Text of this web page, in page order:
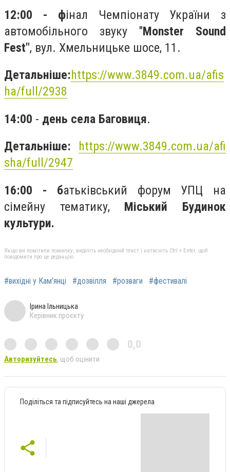
12:00 - фінал Чемпіонату України з
автомобільного звуку "Monster Sound
Fest", вул. Хмельницьке шосе, 11.
Детальніше:https://www.3849.com.ua/afis
ha/full/2938
14:00 - день села Баговиця.
Детальніше:
https://www.3849.com.ua/afi
sha/full/2947
16:00 - батьківський форум УПЦ на
сімейну тематику, Міський Будинок
культури.
Якщо ви помітили помилку, виділіть необхідний текст і натисніть Ctrl + Enter, щоб
повідомити про це редакцію
#вихідні у Кам'янці #дозвілля #розваги #фестивалі
Ірина Ільницька
Керівник проєкту
0,0
Авторизуйтесь, щоб оцінити
Поділіться та підписуйтесь на наші джерела